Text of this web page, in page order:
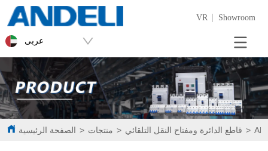
VR Showroom
عربى
الصفحة الرئيسية > منتجات > قاطع الدائرة ومفتاح النقل التلقائي >